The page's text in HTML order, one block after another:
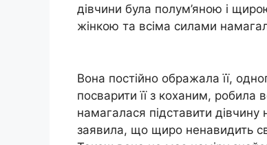
дівчини була полум’яною і
жінкою та всіма силами
Вона постійно ображала її,
посварити її з коханим, робила
намагалася підставити
заявила, що щиро ненавидить